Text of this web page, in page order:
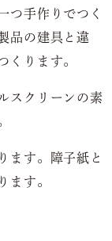
つ手作りでつく
品の建具と違
くります。
スクリーンの素
ます。障子紙と
ます。